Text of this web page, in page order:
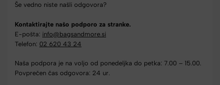
Še vedno niste našli odgovora?
Kontaktirajte našo podporo za stranke.
E-pošta: info@bagsandmore.si
Telefon: 02 620 43 24
Naša podpora je na voljo od ponedeljka do petka: 7.00 – 15.00.
Povprečen čas odgovora: 24 ur.